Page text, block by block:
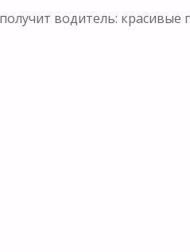
водитель: красивые